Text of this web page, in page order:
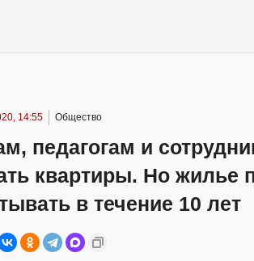
14:55 Общество
педагогам и
квартиры. Но жилье
в течение 10 лет